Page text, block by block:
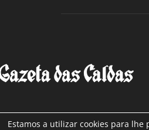
Estamos a utilizar cookies para